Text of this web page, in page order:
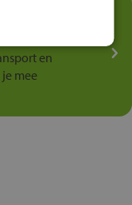
de
en
mee